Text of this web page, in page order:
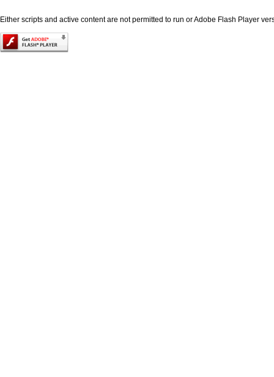
Either scripts and active content are not permitted to run or Adobe Flash Player